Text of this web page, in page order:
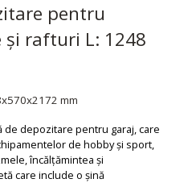
pentru
și rafturi L: 1248
mm
depozitare pentru garaj, care
de hobby și sport,
încălțămintea și
care include o șină